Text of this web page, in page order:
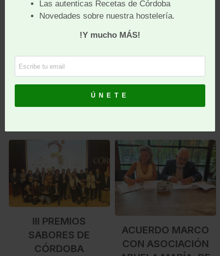
interesados en
innovador vinagre
III PREMIOS
SABORES DE
CÓRDOBA
ACUERDO MARCO
CON ASOCIACIÓN